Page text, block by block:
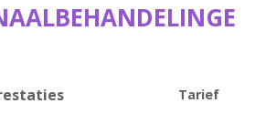
Tarief